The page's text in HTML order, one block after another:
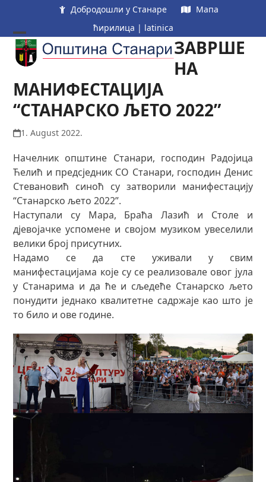
content
Добродошли у Станаре
Мапа
ћирилица | latinica
Open
mobile
menu
Close
mobile
menu
ЗАВРШЕ
НА
МАНИФЕСТАЦИЈА
“СТАНАРСКО ЉЕТО 2022”
1. August 2022.
Начелник општине Станари, господин Радојица
Ћелић и предсједник СО Станари, господин Денис
Стевановић синоћ су затворили манифестацију
“Станарско љето 2022”.
Наступали су Мара, Браћа Лазић и Столе и
дјевојачке успомене и својом музиком увеселили
велики број присутних.
Надамо се да сте уживали у свим
манифестацијама које су се реализовале овог јула
у Станарима и да ће и сљедеће Станарско љето
понудити једнако квалитетне садржаје као што је
то било и ове године.